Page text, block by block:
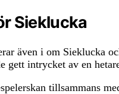
Sieklucka
även i om Sieklucka
gett intrycket av en
tillsammans